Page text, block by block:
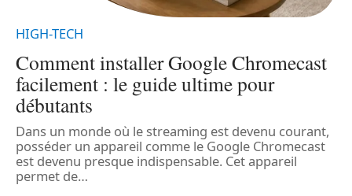
HIGH-TECH
Comment installer Google Chromecast
facilement : le guide ultime pour
débutants
Dans un monde où le streaming est devenu courant,
posséder un appareil comme le Google Chromecast
est devenu presque indispensable. Cet appareil
permet de…